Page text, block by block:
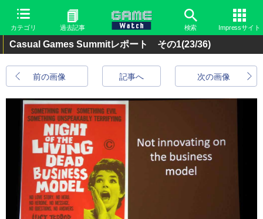
カテゴリ 過去記事 検索 Impressサイト
Casual Games Summitレポート その1(23/36)
前の画像 次の画像
記事へ